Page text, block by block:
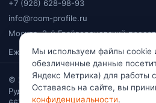
+7 (926) 628-98-93
info@room-profile.ru
Москва, 2-й Грайвороновский
Ежедневно, 9:00–20:00
© 2026Room Profile. Все права
Рудольфович · Самозанятый
Мы используем файлы cookie
обезличенные данные
Яндекс Метрика) для работы
Оставаясь на сайте, вы
конфиденциальности.